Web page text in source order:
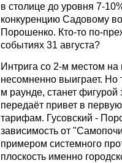
в столице до уровня 7-
конкуренцию Садовому
Порошенко. Кто-то по-
событиях 31 августа?
Интрига со 2-м местом на
несомненно выиграет. Но
м раунде, станет
передаёт привет в
тарифам. Гусовский -
зависимость от
примером системного
плоскость именно